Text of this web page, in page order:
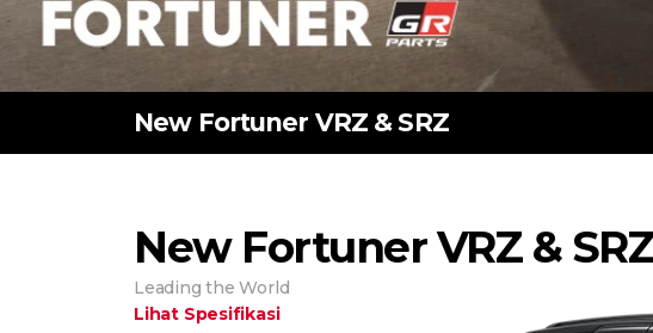
New Fortuner VRZ & SRZ
New Fortuner VRZ &
Leading the World
Lihat Spesifikasi